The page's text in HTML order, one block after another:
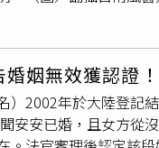
文又來，文到14日
回越南，婚姻還能維
可以依照婚姻事由申
親」，可料想絕對是
」，那也真是不知如
嗎？彼此內心徬徨
街友辦理預付卡、
他們連下一餐在哪
群體的「存簿」與
或是直接帶著弱勢
當檢警找上門時，
結婚，因此不符合
中生無子女，遺產應
財產上限為新台幣
，依條例細則，因
。律師徐承蔭分析
若此方式被廣泛使
其中竟顯示她的婚
自己的老公是誰都不
姻登記資料。最終，
）在未經核實的情
正手續。《南風窗
姻無效獲認證
2002年於大陸登記
安安已婚，且女方從